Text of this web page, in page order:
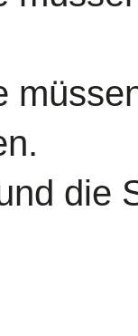
die